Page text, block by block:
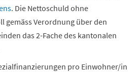
. Die Nettoschuld ohne
gemäss Verordnung über den
das 2-Fache des kantonalen
pro Einwohner/in